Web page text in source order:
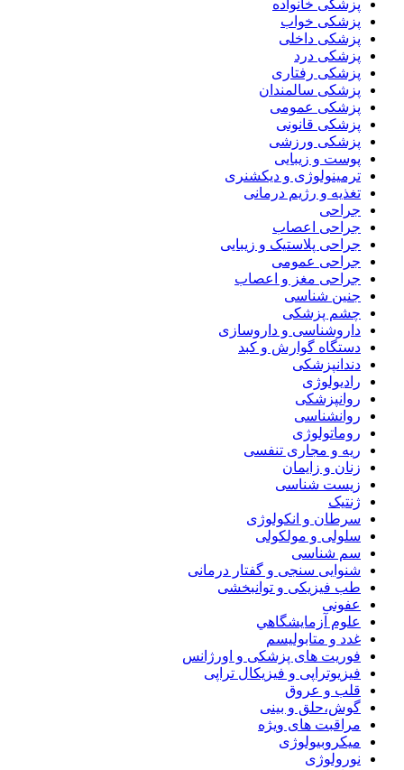
پزشکی خانواده
پزشکی خواب
پزشکی داخلی
پزشکی درد
پزشکی رفتاری
پزشکی سالمندان
پزشکی عمومی
پزشکی قانونی
پزشکی ورزشی
پوست و زیبایی
ترمینولوژی و دیکشنری
تغذیه و رژیم درمانی
جراحی
جراحی اعصاب
جراحی پلاستیک و زیبایی
جراحی عمومی
جراحی مغز و اعصاب
جنین شناسی
چشم پزشکی
داروشناسی و داروسازی
دستگاه گوارش و کبد
دندانپزشکی
رادیولوژی
روانپزشکی
روانشناسی
روماتولوژی
ریه و مجاری تنفسی
زنان و زایمان
زیست شناسی
ژنتیک
سرطان و انکولوژی
سلولی و مولکولی
سم شناسی
شنوایی سنجی و گفتار درمانی
طب فیزیکی و توانبخشی
عفونی
علوم آزمايشگاهي
غدد و متابولیسم
فوریت های پزشکی و اورژانس
فیزیوتراپی و فیزیکال تراپی
قلب و عروق
گوش،حلق و بینی
مراقبت های ویژه
میکروبیولوژی
نورولوژی